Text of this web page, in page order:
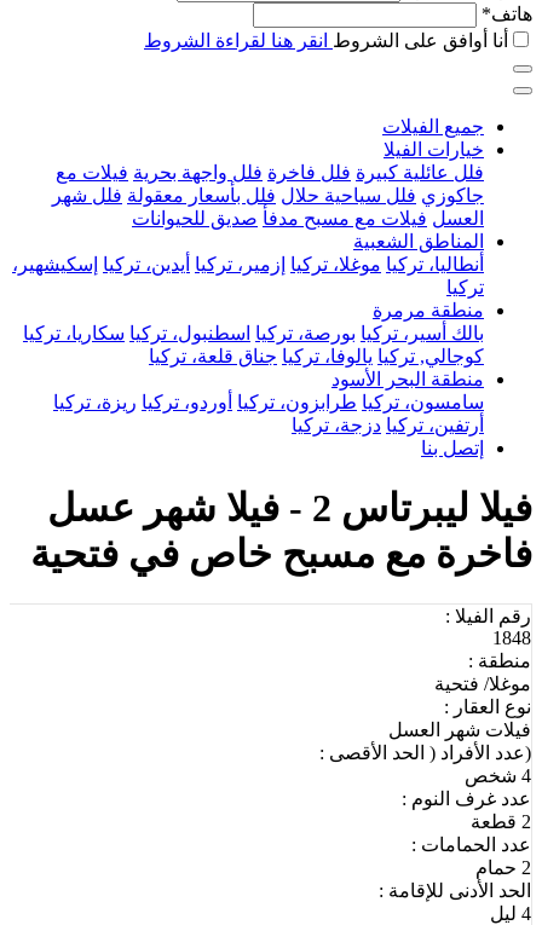
هاتف*
أنا أوافق على الشروط انقر هنا لقراءة الشروط
جميع الفيلات
خيارات الفيلا
فلل عائلية كبيرة فلل فاخرة فلل واجهة بحرية فيلات مع
جاكوزي فلل سياحية حلال فلل بأسعار معقولة فلل شهر
العسل فيلات مع مسبح مدفأ صديق للحيوانات
المناطق الشعبية
أنطاليا، تركيا موغلا، تركيا إزمير، تركيا أيدين، تركيا إسكيشهير،
تركيا
منطقة مرمرة
بالك أسير، تركيا بورصة، تركيا اسطنبول، تركيا سكاريا، تركيا
كوجالي, تركيا يالوفا، تركيا جناق قلعة، تركيا
منطقة البحر الأسود
سامسون، تركيا طرابزون، تركيا أوردو، تركيا ريزة، تركيا
أرتفين، تركيا دزجة، تركيا
إتصل بنا
فيلا ليبرتاس 2 - فيلا شهر عسل
فاخرة مع مسبح خاص في فتحية
رقم الفيلا :
1848
منطقة :
موغلا/ فتحية
نوع العقار :
فيلات شهر العسل
(عدد الأفراد ( الحد الأقصى :
4 شخص
عدد غرف النوم :
2 قطعة
عدد الحمامات :
2 حمام
الحد الأدنى للإقامة :
4 ليل